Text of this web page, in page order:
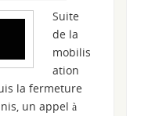
Suite
de la
mobilis
ation
la fermeture
un appel à